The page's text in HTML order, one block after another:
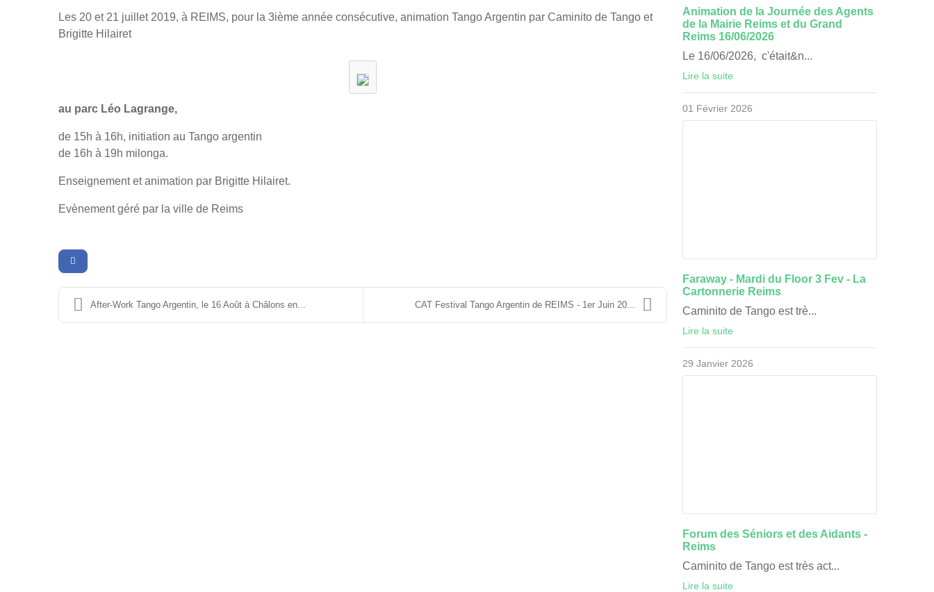
Les 20 et 21 juillet 2019, à REIMS, pour la 3ième année consécutive, animation Tango Argentin par Caminito de Tango et
Brigitte Hilairet
au parc Léo Lagrange,
de 15h à 16h, initiation au Tango argentin
de 16h à 19h milonga.
Enseignement et animation par Brigitte Hilairet.
Evènement géré par la ville de Reims
After-Work Tango Argentin, le 16 Août à Châlons en... CAT Festival Tango Argentin de REIMS - 1er Juin 20...
Animation de la Journée des Agents
de la Mairie Reims et du Grand
Reims 16/06/2026
Le 16/06/2026, c'était&n...
Lire la suite
01 Février 2026
Faraway - Mardi du Floor 3 Fev - La
Cartonnerie Reims
Caminito de Tango est trè...
Lire la suite
29 Janvier 2026
Forum des Séniors et des Aidants -
Reims
Caminito de Tango est très act...
Lire la suite